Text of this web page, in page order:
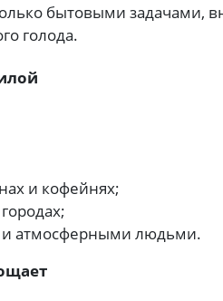
бытовыми задачами,
голода.
и кофейнях;
и атмосферными людьми.